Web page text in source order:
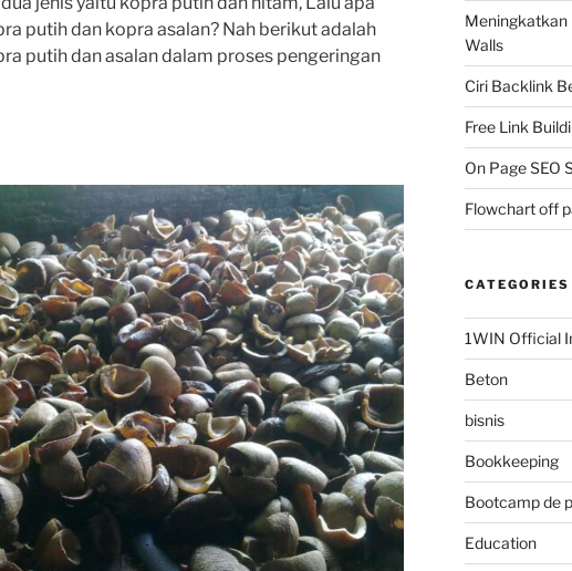
putihdan kopra asalan? Nah berikut adalah
putih dan asalan dalam proses pengeringan
Meningkatkan
Walls
Ciri Backlink
Free Link
On Page SEO
Flowchart off
CATEGORIES
1WIN Official
Beton
bisnis
Bookkeeping
Bootcamp de
Education